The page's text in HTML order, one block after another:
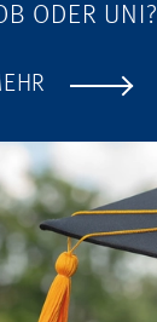
ODER UNI?